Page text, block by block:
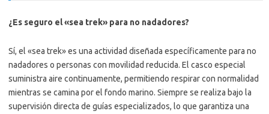
¿Es seguro el «sea trek» para no nadadores?
Sí, el «sea trek» es una actividad diseñada específicamente para no
nadadores o personas con movilidad reducida. El casco especial
suministra aire continuamente, permitiendo respirar con normalidad
mientras se camina por el fondo marino. Siempre se realiza bajo la
supervisión directa de guías especializados, lo que garantiza una